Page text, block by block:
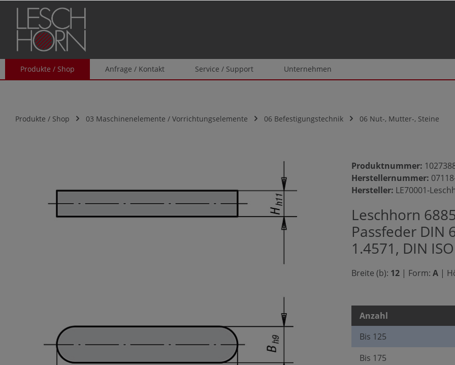
Zur Hauptnavigation springen
Produkte / Shop Anfrage / Kontakt Service / Support Unternehmen
Produkte / Shop 03 Maschinenelemente / Vorrichtungselemente 06 Befestigungstechnik 06 Nut-, Mutter-, Steine
Produktnummer:
Herstellernummer:
Hersteller: LE70001-
Leschhorn
Passfeder DIN
1.4571, DIN
Breite (b): 12 | Form: A |
Anzahl
Bis 125
Bis 175